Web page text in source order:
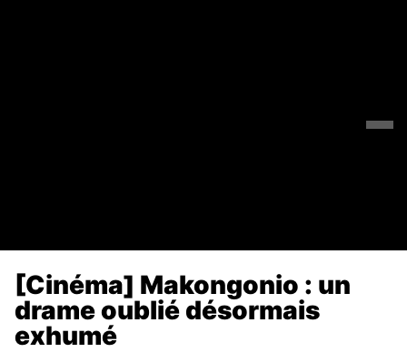
[Cinéma] Makongonio : un
drame oublié désormais
exhumé